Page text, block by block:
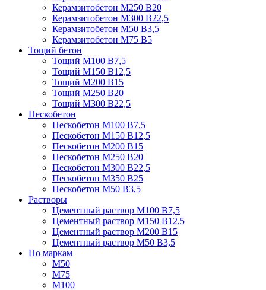
Керамзитобетон М250 В20
Керамзитобетон М300 В22,5
Керамзитобетон М50 В3,5
Керамзитобетон М75 В5
Тощий бетон
Тощий М100 В7,5
Тощий М150 В12,5
Тощий М200 В15
Тощий М250 В20
Тощий М300 В22,5
Пескобетон
Пескобетон М100 В7,5
Пескобетон М150 В12,5
Пескобетон М200 В15
Пескобетон М250 В20
Пескобетон М300 В22,5
Пескобетон М350 В25
Пескобетон М50 В3,5
Растворы
Цементный раствор М100 В7,5
Цементный раствор М150 В12,5
Цементный раствор М200 В15
Цементный раствор М50 В3,5
По маркам
М50
М75
М100